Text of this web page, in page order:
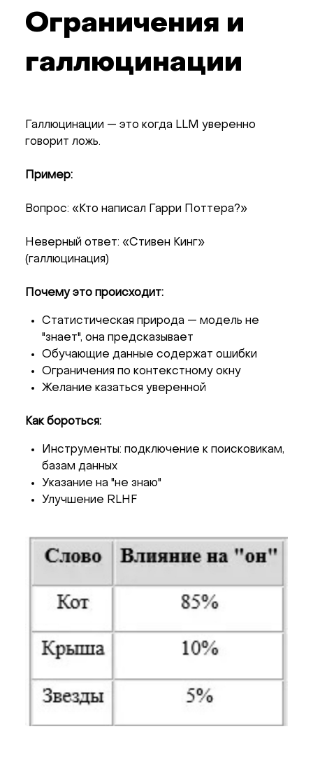
Ограничения и
галлюцинации
Галлюцинации — это когда LLM уверенно
говорит ложь.
Пример:
Вопрос: «Кто написал Гарри Поттера?»
Неверный ответ: «Стивен Кинг»
(галлюцинация)
Почему это происходит:
Статистическая природа — модель не
"знает", она предсказывает
Обучающие данные содержат ошибки
Ограничения по контекстному окну
Желание казаться уверенной
Как бороться:
Инструменты: подключение к поисковикам,
базам данных
Указание на "не знаю"
Улучшение RLHF